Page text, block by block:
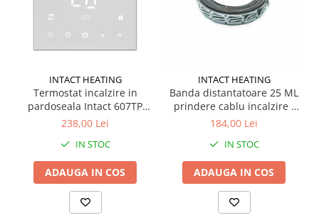
INTACT HEATING
Termostat incalzire in
pardoseala Intact 607TP
16A/230V
238,00 Lei
IN STOC
ADAUGA IN COS
INTACT HEATING
Banda distantatoare 25 ML
prindere cablu incalzire /
degivrare
184,00 Lei
IN STOC
ADAUGA IN COS